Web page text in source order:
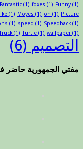
Fantastic (1) foxes (1) Funny (1)
(1) Moyes (1) on (1) Picture
(1) speed (1) Speedback(1)
(1) Turtle (1) wallpaper (1)
التصميم (6)
مفتي الجمهورية حاضر